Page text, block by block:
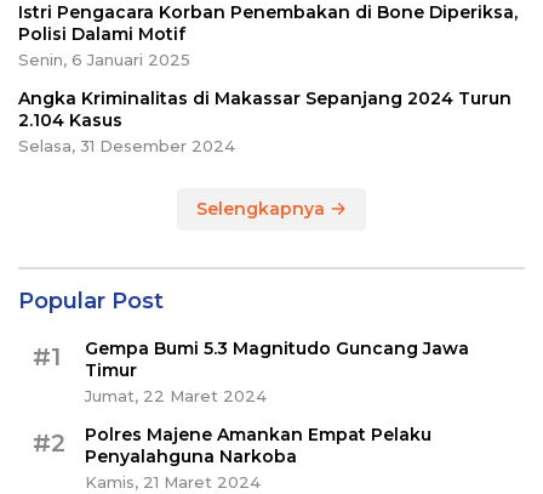
Istri Pengacara Korban Penembakan di Bone Diperiksa,
Polisi Dalami Motif
Senin, 6 Januari 2025
Angka Kriminalitas di Makassar Sepanjang 2024 Turun
2.104 Kasus
Selasa, 31 Desember 2024
Selengkapnya
Popular Post
#1
Gempa Bumi 5.3 Magnitudo Guncang Jawa
Timur
Jumat, 22 Maret 2024
#2
Polres Majene Amankan Empat Pelaku
Penyalahguna Narkoba
Kamis, 21 Maret 2024